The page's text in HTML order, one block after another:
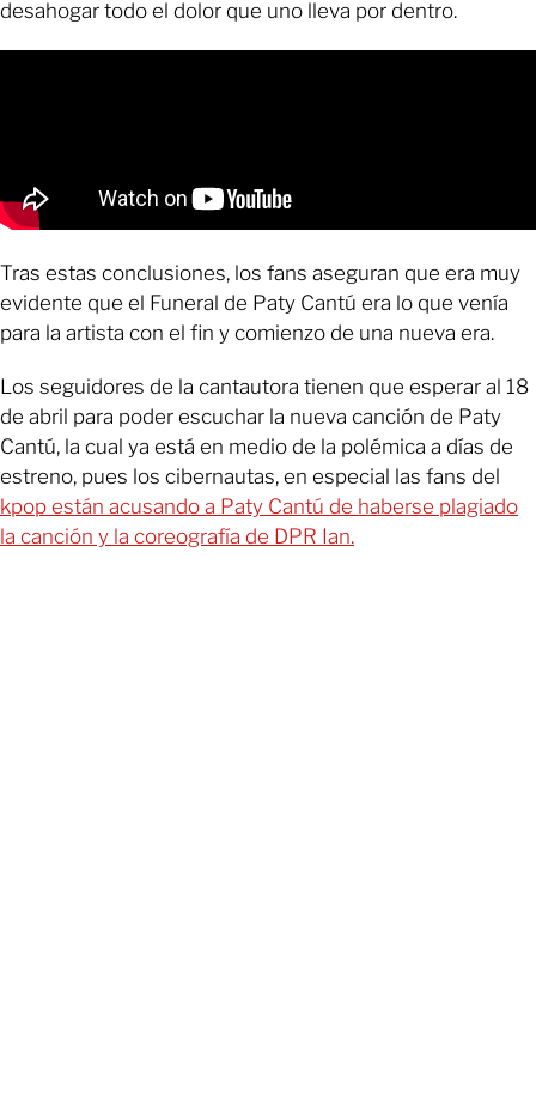
desahogar todo el dolor que uno lleva por dentro.
Tras estas conclusiones, los fans aseguran que era muy
evidente que el Funeral de Paty Cantú era lo que venía
para la artista con el fin y comienzo de una nueva era.
Los seguidores de la cantautora tienen que esperar al 18
de abril para poder escuchar la nueva canción de Paty
Cantú, la cual ya está en medio de la polémica a días de
estreno, pues los cibernautas, en especial las fans del
kpop están acusando a Paty Cantú de haberse plagiado
la canción y la coreografía de DPR Ian.